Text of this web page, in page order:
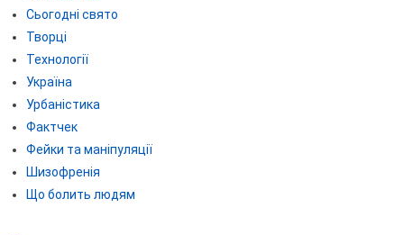
Сьогодні свято
Творці
Технології
Україна
Урбаністика
Фактчек
Фейки та маніпуляції
Шизофренія
Що болить людям